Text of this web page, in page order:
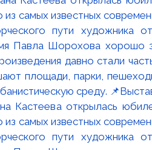
Кастеева открылась
известных
пути художника